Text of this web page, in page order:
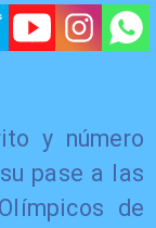
y número
pase a las
de